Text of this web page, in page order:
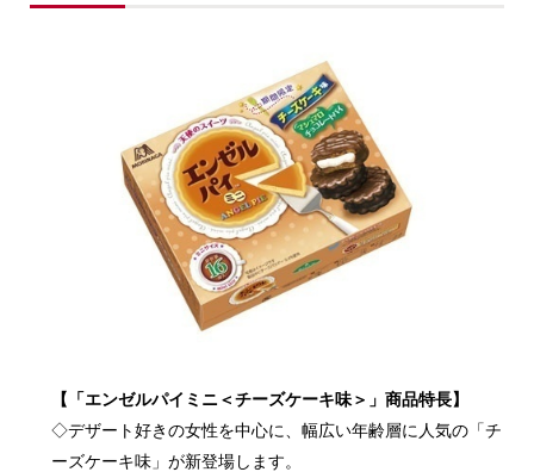
【「エンゼルパイミニ＜チーズケーキ味＞」商品特長】
◇デザート好きの女性を中心に、幅広い年齢層に人気の「チ
ーズケーキ味」が新登場します。